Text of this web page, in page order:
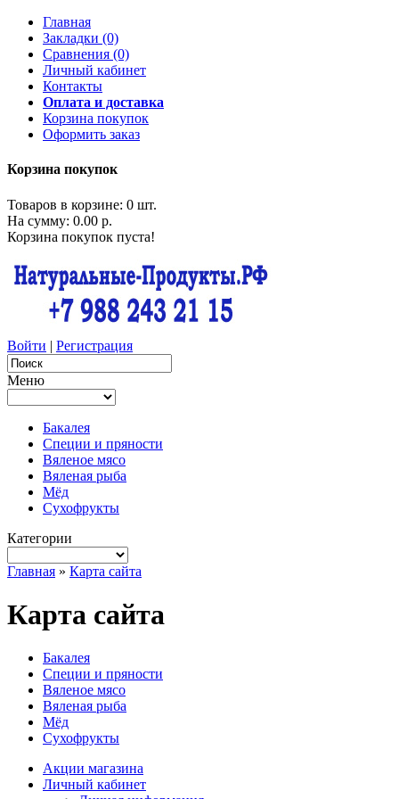
Главная
Закладки (0)
Сравнения (0)
Личный кабинет
Контакты
Оплата и доставка
Корзина покупок
Оформить заказ
Корзина покупок
Товаров в корзине: 0 шт.
На сумму: 0.00 р.
Корзина покупок пуста!
Войти | Регистрация
Меню
Бакалея
Специи и пряности
Вяленое мясо
Вяленая рыба
Мёд
Сухофрукты
Категории
Главная » Карта сайта
Карта сайта
Бакалея
Специи и пряности
Вяленое мясо
Вяленая рыба
Мёд
Сухофрукты
Акции магазина
Личный кабинет